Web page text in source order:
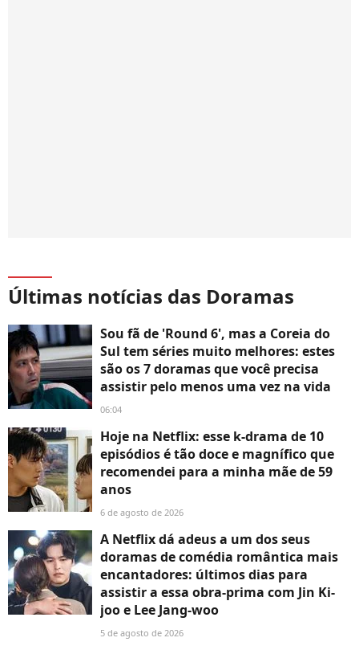
Últimas notícias das Doramas
Sou fã de 'Round 6', mas a Coreia do
Sul tem séries muito melhores: estes
são os 7 doramas que você precisa
assistir pelo menos uma vez na vida
06:04
Hoje na Netflix: esse k-drama de 10
episódios é tão doce e magnífico que
recomendei para a minha mãe de 59
anos
6 de agosto de 2026
A Netflix dá adeus a um dos seus
doramas de comédia romântica mais
encantadores: últimos dias para
assistir a essa obra-prima com Jin Ki-
joo e Lee Jang-woo
5 de agosto de 2026